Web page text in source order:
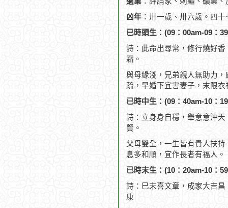
凶年 ：卅一歲、卅六歲。四
已時頭生：(09：00am-09：
詩：此命出尋常，修行燒好
霜。
與母緣淺，兄弟親人無助力
疏，早婚下宜害妻子，末限衣
已時中生：(09：40am-10：
詩：立身身自穩，舉意意沖
賢。
父母雙全，一生皆有貴人扶
息多和順，宜作長者有福人。
已時末生：(10：20am-10：
詩：巳末喜文章，成家大吉
康